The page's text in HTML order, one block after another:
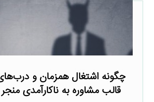
چگونه اشتغال همزمان و
قالب مشاوره به ناکارآمدی